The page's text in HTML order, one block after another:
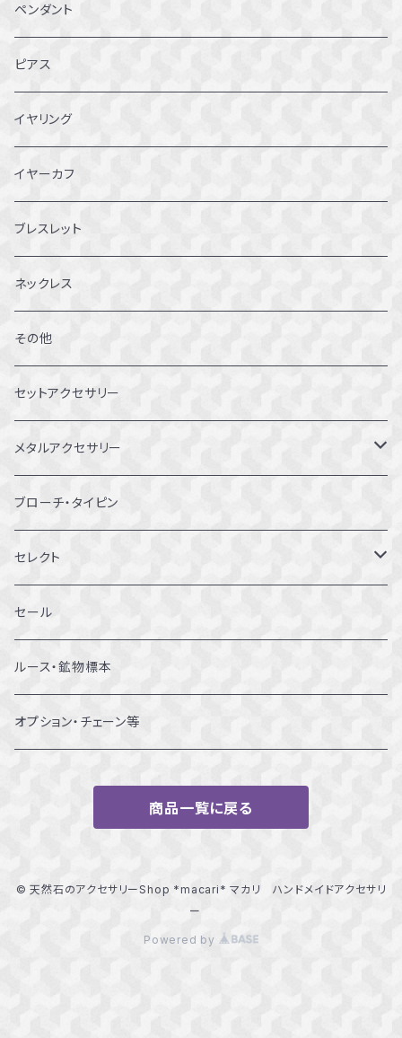
1～1.5号
2～2.5号
3~3.5号
4～4.5号
5～5.5号
6～6.5号
7～7.5号
8～8.5号
9～9.5号
10～10.5号
11～11.5号
12～12.5号
13～13.5号
14～14.5号
17～17.5号
ペンダント
ピアス
イヤリング
イヤーカフ
ブレスレット
ネックレス
その他
セットアクセサリー
メタルアクセサリー
ピアス
リング
ブローチ・タイピン
セレクト
ブレスレット
セール
ルース・鉱物標本
オプション・チェーン等
商品一覧に戻る
© 天然石のアクセサリーShop *macari* マカリ ハンドメイドアクセサリ
ー
Powered by